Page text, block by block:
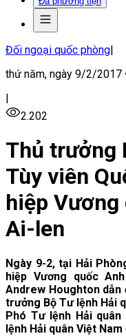
Đối ngoại quốc phòng|
thứ năm, ngày 9/2/2017
|
2.202
Thủ trưởng
Tùy viên
hiệp Vương
Ai-len
Ngày 9-2, tại Hải
hiệp Vương quốc
Andrew Houghton
trưởng Bộ Tư lệnh Hải
Phó Tư lệnh Hải
lệnh Hải quân Việt